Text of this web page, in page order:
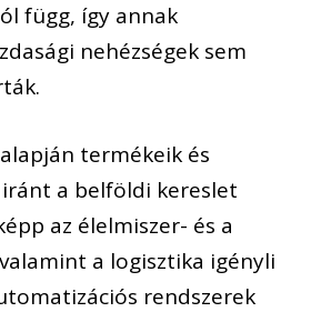
függ, így annak
nehézségek sem
termékeik és
a belföldi kereslet
az élelmiszer- és a
a logisztika igényli
rendszerek